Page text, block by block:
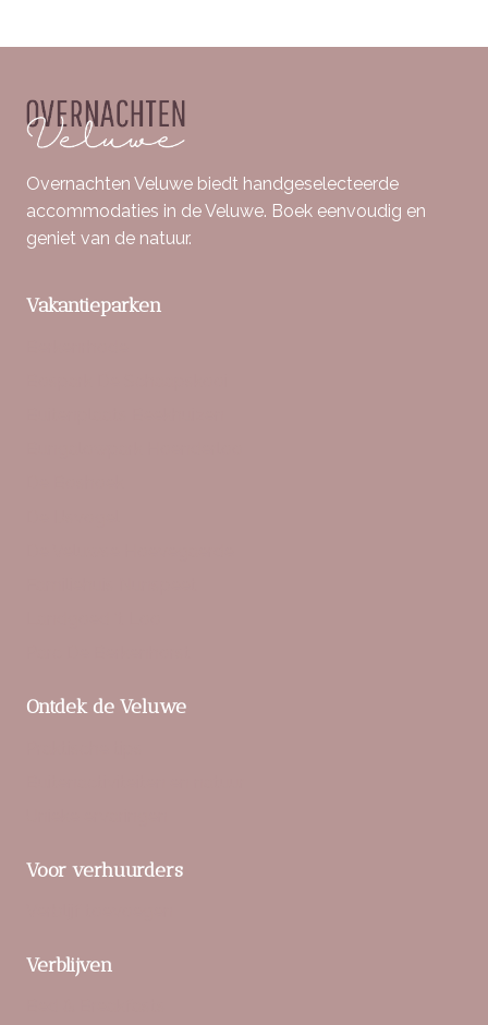
Overnachten Veluwe biedt handgeselecteerde
accommodaties in de Veluwe. Boek eenvoudig en
geniet van de natuur.
Vakantieparken
Ontdek de Veluwe
Voor verhuurders
Verblijven